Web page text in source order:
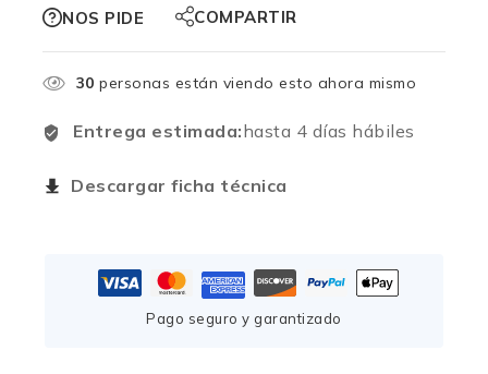
NOS PIDE
COMPARTIR
30 personas están viendo esto ahora mismo
Entrega estimada:hasta 4 días hábiles
Descargar ficha técnica
Pago seguro y garantizado